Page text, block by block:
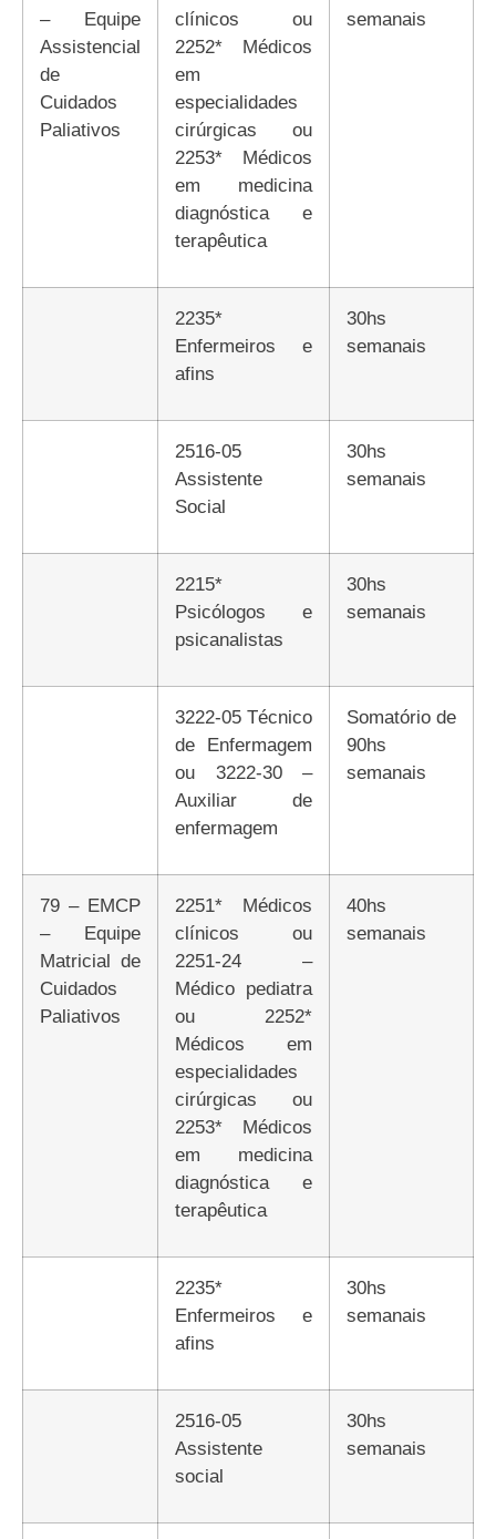
– Equipe
Assistencial
de
Cuidados
Paliativos
clínicos ou
2252* Médicos
em
especialidades
cirúrgicas ou
2253* Médicos
em medicina
diagnóstica e
terapêutica
semanais
2235*
Enfermeiros e
afins
30hs
semanais
2516-05
Assistente
Social
30hs
semanais
2215*
Psicólogos e
psicanalistas
30hs
semanais
3222-05 Técnico
de Enfermagem
ou 3222-30 –
Auxiliar de
enfermagem
Somatório de
90hs
semanais
79 – EMCP
– Equipe
Matricial de
Cuidados
Paliativos
2251* Médicos
clínicos ou
2251-24 –
Médico pediatra
ou 2252*
Médicos em
especialidades
cirúrgicas ou
2253* Médicos
em medicina
diagnóstica e
terapêutica
40hs
semanais
2235*
Enfermeiros e
afins
30hs
semanais
2516-05
Assistente
social
30hs
semanais